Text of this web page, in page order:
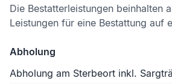
Die Bestatterleistungen beinhalten
Leistungen für eine Bestattung auf
Abholung
Abholung am Sterbeort inkl.